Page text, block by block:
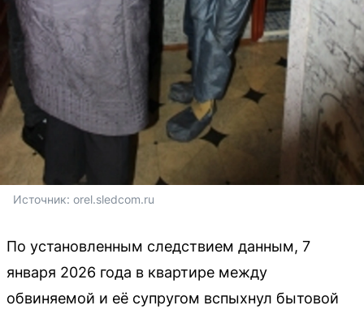
Источник: orel.sledcom.ru
По установленным следствием данным, 7
января 2026 года в квартире между
обвиняемой и её супругом вспыхнул бытовой